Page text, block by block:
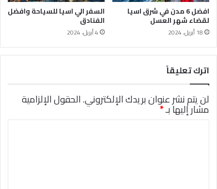
افضل 6 مدن في شرق اسيا
لقضاء شهر العسل
18 أبريل، 2024
السفر الي اسيا للسياحة وافضل
الفنادق
4 أبريل، 2024
اترك تعليقاً
لن يتم نشر عنوان بريدك الإلكتروني.الحقول الإلزامية
مشار إليها بـ*